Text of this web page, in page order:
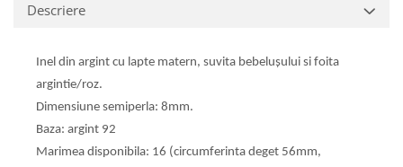
Descriere
Inel din argint cu lapte matern, suvita bebelușului si foita
argintie/roz.
Dimensiune semiperla: 8mm.
Baza: argint 92
Marimea disponibila: 16 (circumferinta deget 56mm,